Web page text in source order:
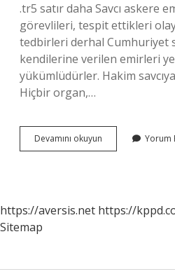
.tr5 satır daha Savcı askere
görevlileri, tespit ettikleri
tedbirleri derhal Cumhuriyet
kendilerine verilen emirleri
yükümlüdürler. Hakim
Hiçbir organ,…
Devamını okuyun
Kim
Yorum
https://aversis.net https://
Sitemap